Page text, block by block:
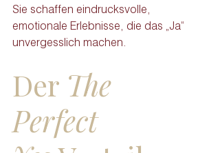
Sie schaffen eindrucksvolle,
emotionale Erlebnisse, die das „Ja“
unvergesslich machen.
Der The
Perfect